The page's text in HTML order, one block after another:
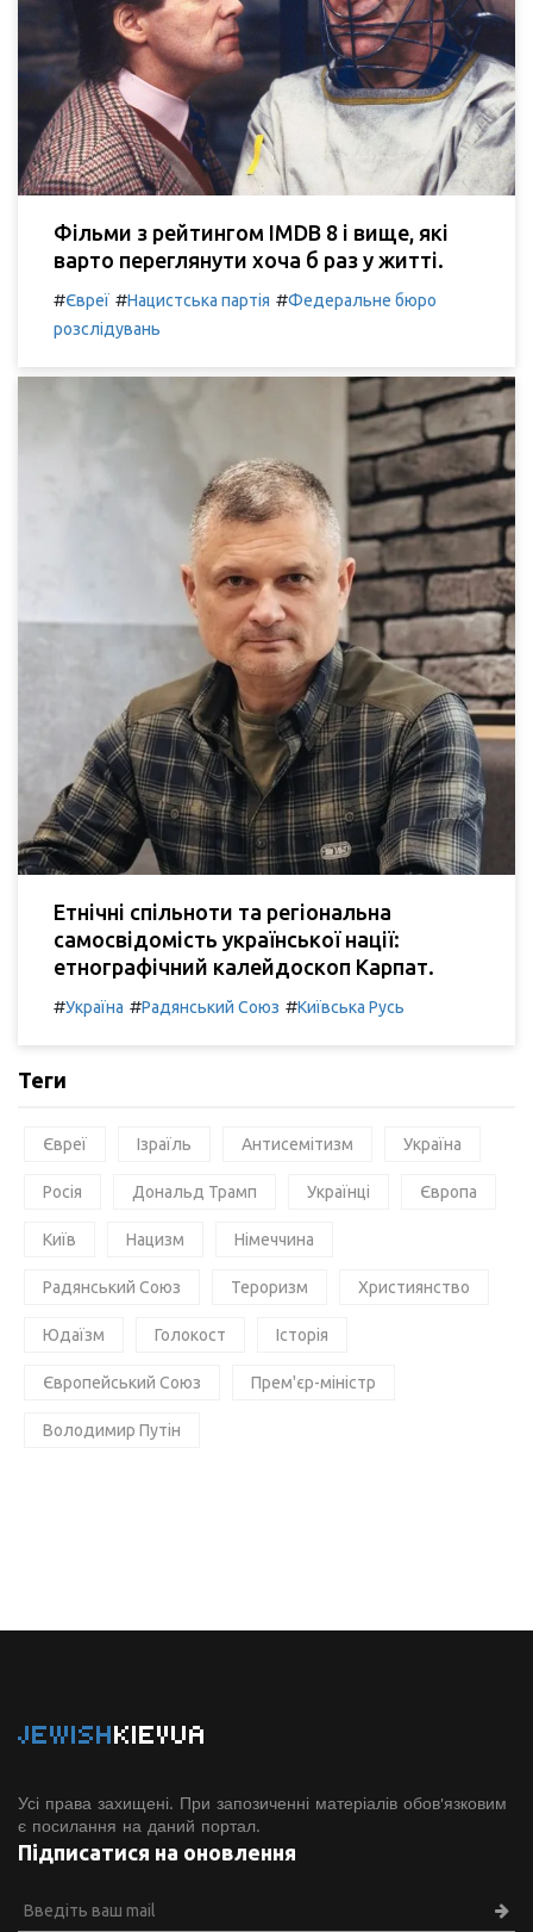
Фільми з рейтингом IMDB 8 і вище, які
варто переглянути хоча б раз у житті.
#Євреї #Нацистська партія #Федеральне бюро
розслідувань
Етнічні спільноти та регіональна
самосвідомість української нації:
етнографічний калейдоскоп Карпат.
#Україна #Радянський Союз #Київська Русь
Теги
Євреї Ізраїль Антисемітизм Україна
Росія Дональд Трамп Українці Європа
Київ Нацизм Німеччина
Радянський Союз Тероризм Християнство
Юдаїзм Голокост Історія
Європейський Союз Прем'єр-міністр
Володимир Путін
JEWISHKIEVUA
Усі права захищені. При запозиченні матеріалів обов'язковим
є посилання на даний портал.
Підписатися на оновлення